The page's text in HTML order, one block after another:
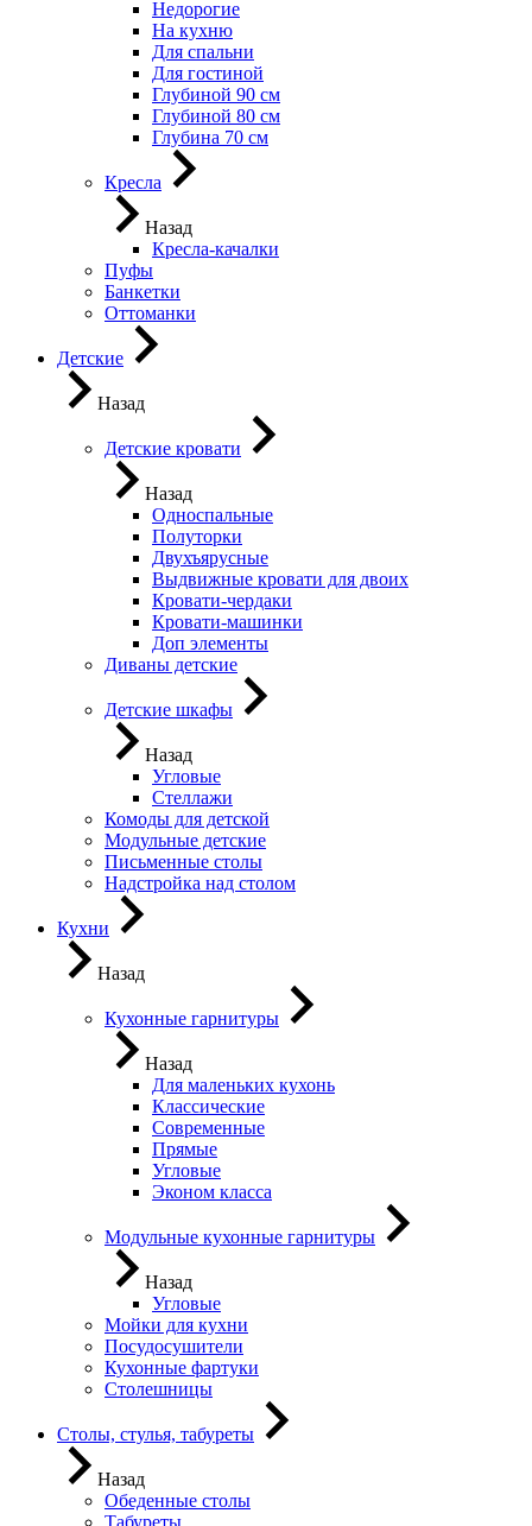
Недорогие
На кухню
Для спальни
Для гостиной
Глубиной 90 см
Глубиной 80 см
Глубина 70 см
Кресла
Назад
Кресла-качалки
Пуфы
Банкетки
Оттоманки
Детские
Назад
Детские кровати
Назад
Односпальные
Полуторки
Двухъярусные
Выдвижные кровати для двоих
Кровати-чердаки
Кровати-машинки
Доп элементы
Диваны детские
Детские шкафы
Назад
Угловые
Стеллажи
Комоды для детской
Модульные детские
Письменные столы
Надстройка над столом
Кухни
Назад
Кухонные гарнитуры
Назад
Для маленьких кухонь
Классические
Современные
Прямые
Угловые
Эконом класса
Модульные кухонные гарнитуры
Назад
Угловые
Мойки для кухни
Посудосушители
Кухонные фартуки
Столешницы
Столы, стулья, табуреты
Назад
Обеденные столы
Табуреты